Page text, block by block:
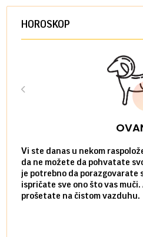
HOROSKOP
Vi ste danas u nekom
da ne možete da pohvatate
je potrebno da porazgovarate
ispričate sve ono što vas muči.
prošetate na čistom vazduhu.